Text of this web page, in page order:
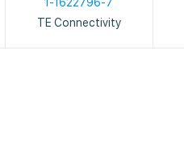
TE Connectivity